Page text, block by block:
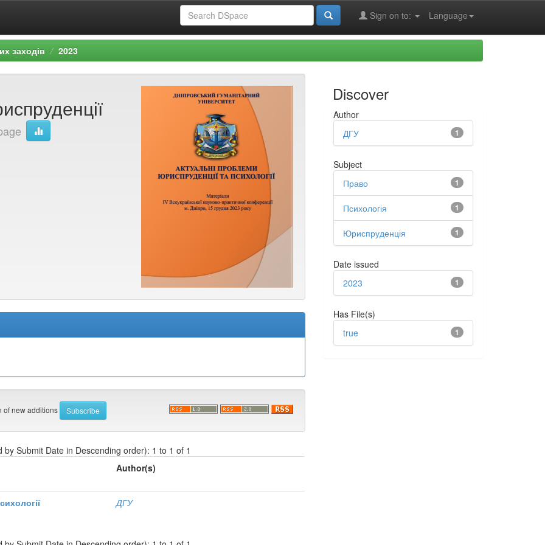
Language
Sign on to:
заходів 2023
of new additions
by Submit Date in Descending order): 1 to 1 of 1
Author(s)
ДГУ
Discover
Author
1
ДГУ
Subject
1
Право
1
Психологія
1
Юриспруденція
Date issued
1
2023
Has File(s)
1
true